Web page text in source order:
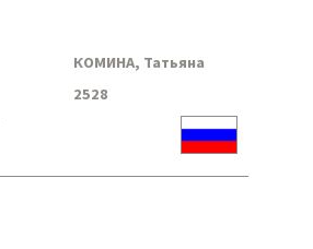
КОМИНА, Татьяна
2528